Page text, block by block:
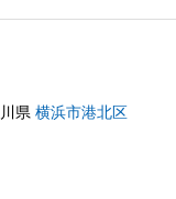
、ご満足頂ける
軽にご相談下さ
客様がいらっし
す。
県 横浜市港北区